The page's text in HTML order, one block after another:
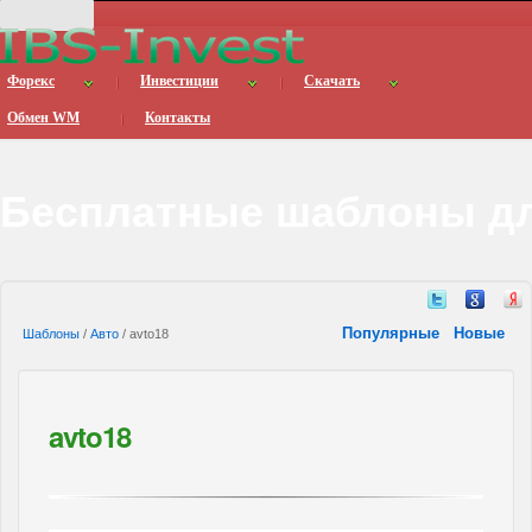
Форекс Инвестиции Скачать
Обмен WM Контакты
Шаблоны / Авто / avto18 Популярные Новые
avto18